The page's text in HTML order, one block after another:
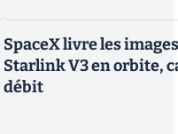
SpaceX livre les
Starlink V3 en orbite,
débit